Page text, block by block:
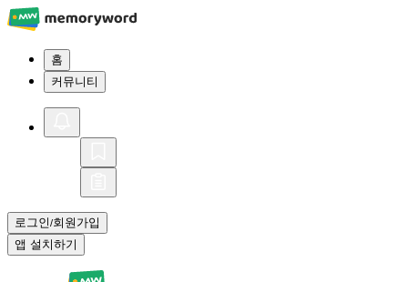
홈
커뮤니티
로그인/회원가입
앱 설치하기